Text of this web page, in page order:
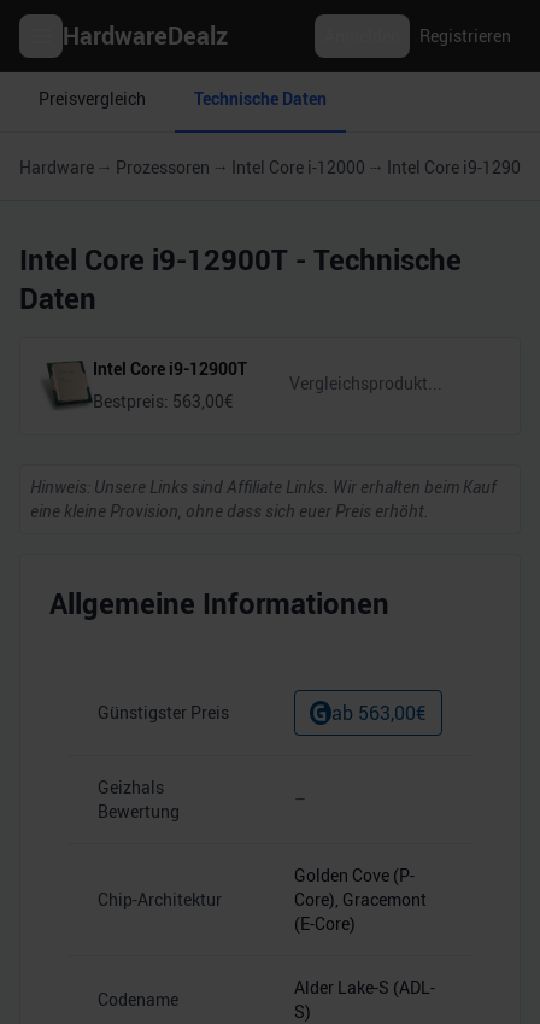
HardwareDealz Registrieren
Preisvergleich Technische Daten
Hardware Prozessoren Intel Core i-12000 Intel Core i9-12900T
Intel Core i9-12900T - Technische
Daten
Intel Core i9-12900T
Bestpreis: 563,00€
Hinweis: Unsere Links sind Affiliate Links. Wir erhalten beim Kauf
eine kleine Provision, ohne dass sich euer Preis erhöht.
Allgemeine Informationen
Günstigster Preis ab 563,00€
Geizhals
Bewertung
–
Chip-Architektur
Golden Cove (P-
Core), Gracemont
(E-Core)
Codename
Alder Lake-S (ADL-
S)